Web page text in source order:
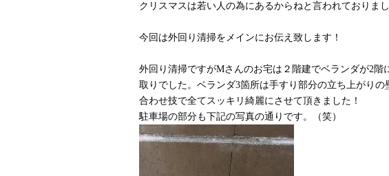
クリスマスは若い人の為にあるからねと言われておりまし
今回は外回り清掃をメインにお伝え致します！
外回り清掃ですがMさんのお宅は２階建でベランダが2
取りでした。ベランダ3箇所は手すり部分の立ち上がり
合わせ技で全てスッキリ綺麗にさせて頂きました！
駐車場の部分も下記の写真の通りです。（笑）